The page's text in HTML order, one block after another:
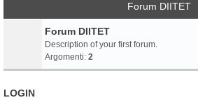
Forum DIITET
Forum DIITET
Description of your first forum.
Argomenti: 2
LOGIN